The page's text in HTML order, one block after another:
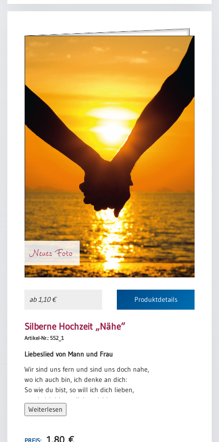
Neues Foto
ab 1,10 € Produktdetails
Silberne Hochzeit „Nähe“
Artikel-Nr.: 552_1
Liebeslied von Mann und Frau
Wir sind uns fern und sind uns doch nahe,
wo ich auch bin, ich denke an dich:
So wie du bist, so will ich dich lieben,
so wie ich bin, so liebe mich!
Jahre, die gehn, und Jahre, die kommen,
Gestern ist heut, und heute ist morgen,
Weiterlesen